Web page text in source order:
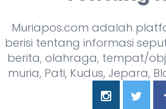
Muriapos.com adalah
berisi tentang informasi
berita, olahraga, tempat/
muria, Pati, Kudus, Jepara,